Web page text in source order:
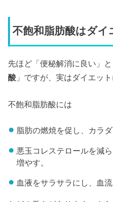
不飽和脂肪酸はダ
先ほど「便秘解消に良い」
酸 」ですが、実はダイエッ
不飽和脂肪酸には
脂肪の燃焼を促し、カラ
悪玉コレステロールを減
増やす。
血液をサラサラにし、血流